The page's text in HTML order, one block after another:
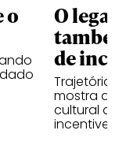
o O
de
Trajetória
mostra
cultural
incentive